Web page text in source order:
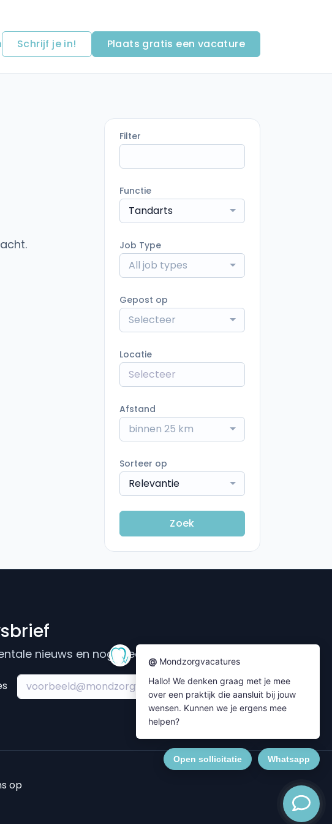
Schrijf je in! Plaats gratis een vacature
Filter
Functie
Tandarts
Job Type
All job types
Gepost op
Selecteer
Locatie
Afstand
binnen 25 km
Sorteer op
Relevantie
Zoek
nieuws en nog meer....
Subscribe
op